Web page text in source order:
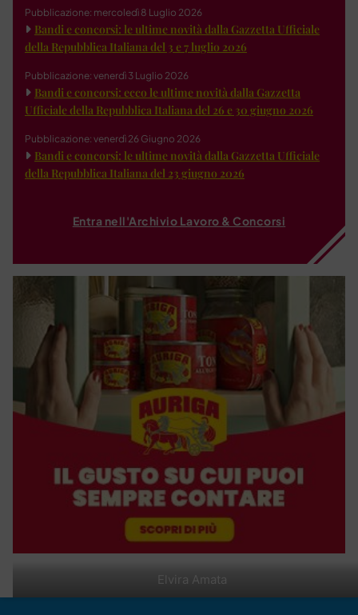
Elvira Amata
Pubblicazione: mercoledì 8 Luglio 2026
Bandi e concorsi: le ultime novità dalla Gazzetta Ufficiale
della Repubblica Italiana del 3 e 7 luglio 2026
Pubblicazione: venerdì 3 Luglio 2026
Bandi e concorsi: ecco le ultime novità dalla Gazzetta
Ufficiale della Repubblica Italiana del 26 e 30 giugno 2026
Pubblicazione: venerdì 26 Giugno 2026
Bandi e concorsi: le ultime novità dalla Gazzetta Ufficiale
della Repubblica Italiana del 23 giugno 2026
Entra nell'Archivio Lavoro & Concorsi